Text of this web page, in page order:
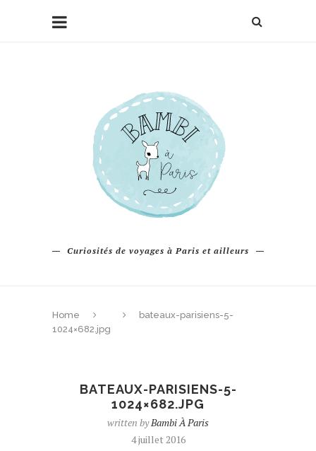
Curiosités de voyages à Paris et ailleurs
Home
bateaux-parisiens-5-
1024×682.jpg
BATEAUX-PARISIENS-5-
1024×682.JPG
written byBambi À Paris
4 juillet 2016